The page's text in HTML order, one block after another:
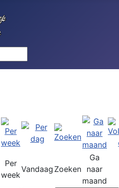
Per
week
Vandaag Zoeken
Ga
naar
maand